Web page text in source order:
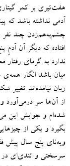
هفت‌تیری بر کمر
آدمی نداشته باشد
چشم‌به‌هم‌زدن چند نفر
افتاده که دیگر آن
ندارد به گرمای
میان باشد انگار همه‌ی
زبان نیامده‌اند
از آن‌ها سر
شده‌ام و جوابش این
بگیرد و یکی از
ویه‌نای پنج سال پیش
سرسختی و تندی‌ای در